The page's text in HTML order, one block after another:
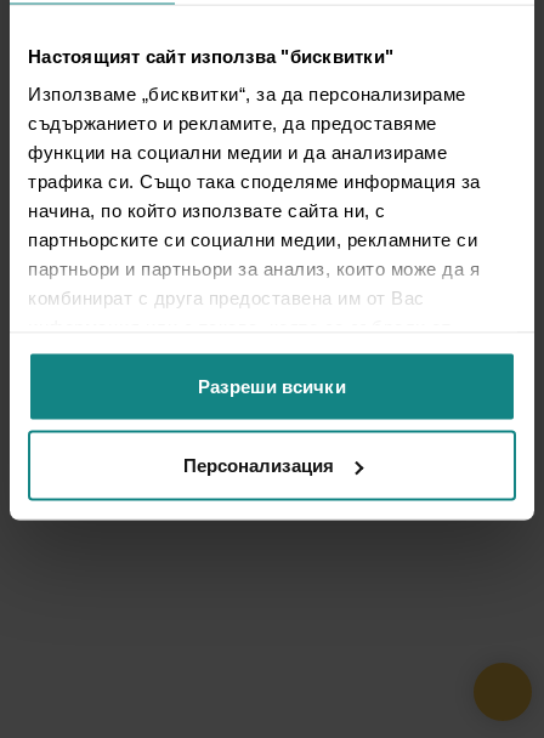
Настоящият сайт използва "бисквитки"
Използваме „бисквитки“, за да персонализираме
съдържанието и рекламите, да предоставяме
функции на социални медии и да анализираме
трафика си. Също така споделяме информация за
начина, по който използвате сайта ни, с
партньорските си социални медии, рекламните си
партньори и партньори за анализ, които може да я
комбинират с друга предоставена им от Вас
ползването от Ваша страна на услугите им.
Разреши всички
Персонализация